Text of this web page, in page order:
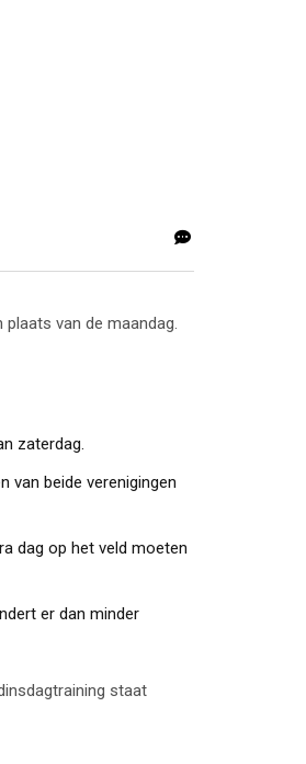
van de maandag.
zaterdag.
van beide verenigingen
dag op het veld moeten
er dan minder
staat